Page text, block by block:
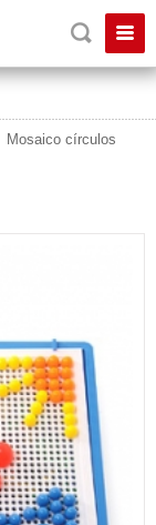
Mosaico círculos